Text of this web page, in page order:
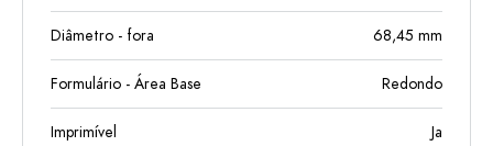
Diâmetro - fora 68,45 mm
Formulário - Área Base Redondo
Imprimível Ja